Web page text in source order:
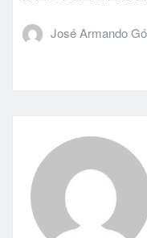
José Armando